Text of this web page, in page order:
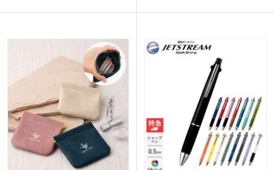
にあわせてバッグを選ぶことができま
やロゴを名入れしたオリジナルエコバッ
グは、小ロットでも制作可能です。
ベーシックカラーからトレンドのくすみ
カラーにあわせて選ぶことができます。
印刷面が広いのでPR効果も抜群です